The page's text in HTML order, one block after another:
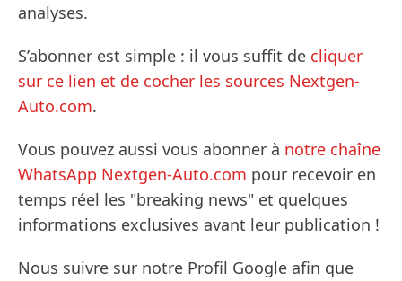
analyses.
S’abonner est simple : il vous suffit de cliquer
sur ce lien et de cocher les sources Nextgen-
Auto.com.
Vous pouvez aussi vous abonner à notre chaîne
WhatsApp Nextgen-Auto.com pour recevoir en
temps réel les "breaking news" et quelques
informations exclusives avant leur publication !
Nous suivre sur notre Profil Google afin que